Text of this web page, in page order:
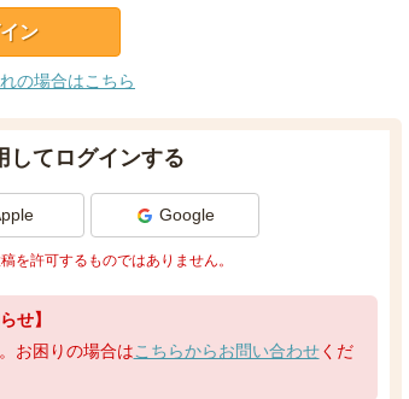
の場合はこちら
してログインする
Google
を許可するものではありません。
せ】
お困りの場合はこちらからお問い合わせくだ